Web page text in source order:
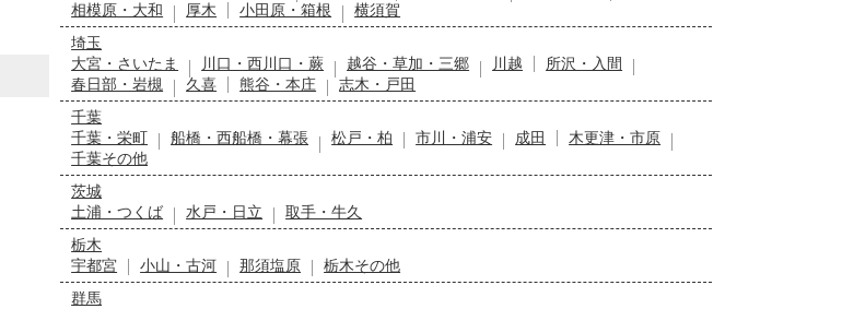
相模原・大和
厚木 小田原・箱根
横須賀
埼玉
大宮・さいたま
川口・西川口・蕨 越谷・草加・三郷 川越
所沢・入間
春日部・岩槻
久喜 熊谷・本庄
志木・戸田
千葉
千葉・栄町
船橋・西船橋・幕張 松戸・柏 市川・浦安 成田
木更津・市原
千葉その他
茨城
土浦・つくば
水戸・日立
取手・牛久
栃木
宇都宮
小山・古河 那須塩原
栃木その他
群馬